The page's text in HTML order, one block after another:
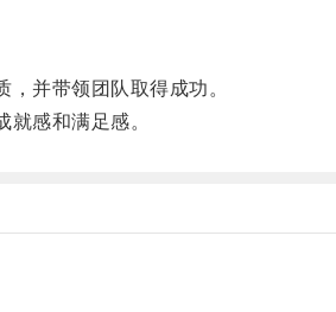
并带领团队取得成功。
感和满足感。